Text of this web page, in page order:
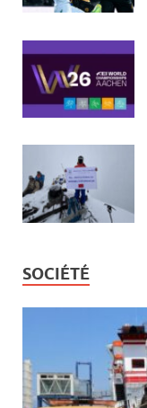
SOCIÉTÉ